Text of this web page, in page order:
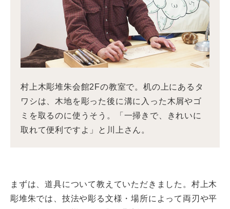
村上木彫堆朱会館2Fの教室で。机の上にあるタ
ワシは、木地を彫った後に溝に入った木屑やゴ
ミを取るのに使うそう。「一掃きで、きれいに
取れて便利ですよ」と川上さん。
まずは、道具について教えていただきました。村上木
彫堆朱では、技法や彫る文様・場所によって両刃や平